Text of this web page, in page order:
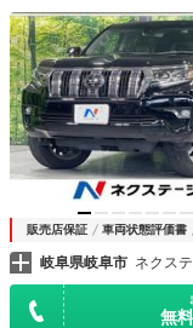
ステム レーダーク
ン ドラレコ コーナ
販売店保証 車両状態評価書
岐阜県岐阜市 ネクス
無